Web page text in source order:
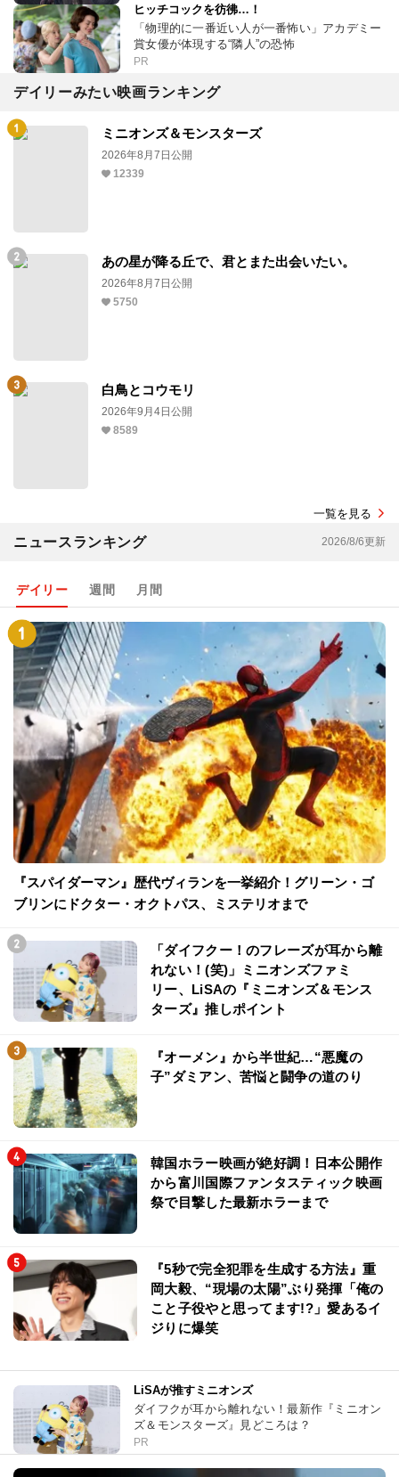
ヒッチコックを彷彿…！
「物理的に一番近い人が一番怖い」アカデミー
賞女優が体現する“隣人”の恐怖
PR
デイリーみたい映画ランキング
ミニオンズ＆モンスターズ
2026年8月7日公開
12339
あの星が降る丘で、君とまた出会いたい。
2026年8月7日公開
5750
白鳥とコウモリ
2026年9月4日公開
8589
一覧を見る
ニュースランキング 2026/8/6更新
デイリー 週間 月間
『スパイダーマン』歴代ヴィランを一挙紹介！グリーン・ゴ
ブリンにドクター・オクトパス、ミステリオまで
「ダイフクー！のフレーズが耳から離
れない！(笑)」ミニオンズファミ
リー、LiSAの『ミニオンズ＆モンス
ターズ』推しポイント
『オーメン』から半世紀…“悪魔の
子”ダミアン、苦悩と闘争の道のり
韓国ホラー映画が絶好調！日本公開作
から富川国際ファンタスティック映画
祭で目撃した最新ホラーまで
『5秒で完全犯罪を生成する方法』重
岡大毅、“現場の太陽”ぶり発揮「俺の
こと子役やと思ってます!?」愛あるイ
ジりに爆笑
LiSAが推すミニオンズ
ダイフクが耳から離れない！最新作『ミニオン
ズ＆モンスターズ』見どころは？
PR